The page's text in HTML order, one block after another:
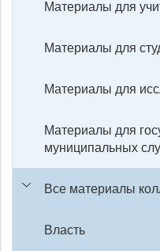
Материалы для
Материалы для
Материалы для
Материалы для
муниципальных
Все материалы
Власть